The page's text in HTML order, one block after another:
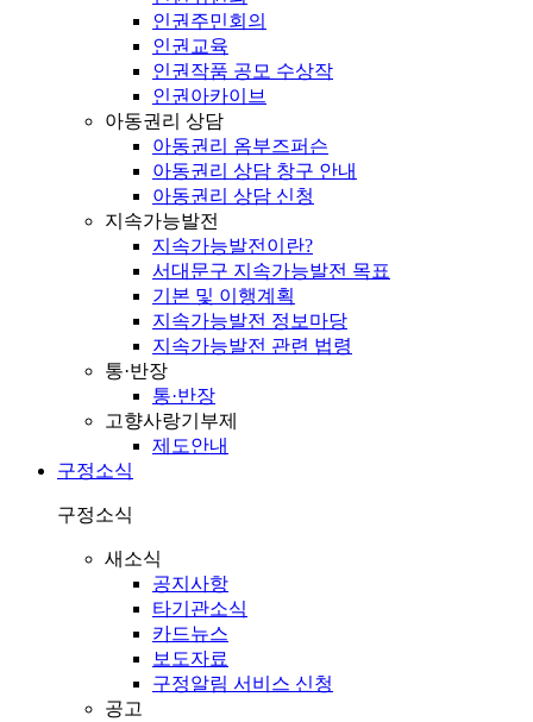
인권주민회의
인권교육
인권작품 공모 수상작
인권아카이브
아동권리 상담
아동권리 옴부즈퍼슨
아동권리 상담 창구 안내
아동권리 상담 신청
지속가능발전
지속가능발전이란?
서대문구 지속가능발전 목표
기본 및 이행계획
지속가능발전 정보마당
지속가능발전 관련 법령
통·반장
통·반장
고향사랑기부제
제도안내
구정소식
구정소식
새소식
공지사항
타기관소식
카드뉴스
보도자료
구정알림 서비스 신청
공고